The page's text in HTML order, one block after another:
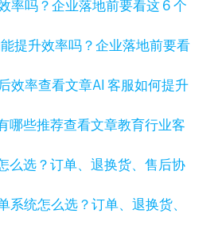
提升效率吗？企业落地前要看
查看文章AI 客服如何提升
查看文章教育行业客
系统怎么选？订单、退换货、